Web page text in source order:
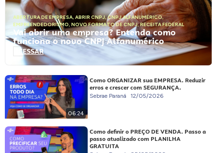
ABERTURA DE EMPRESA, ABRIR CNPJ,CNPJ ALFANUMÉRICO,
EMPREENDEDORISMO, NOVO FORMATO DE CNPJ,RECEITA FEDERAL
Vai abrir uma empresa? Entenda como
funciona o novo CNPJ Alfanumérico
ACESSAR
06:24
Como ORGANIZAR sua EMPRESA. Reduzir
erros e crescer com SEGURANÇA.
Sebrae Paraná 12/05/2026
Como definir o PREÇO DE VENDA. Passo a
passo atualizado com PLANILHA
GRATUITA